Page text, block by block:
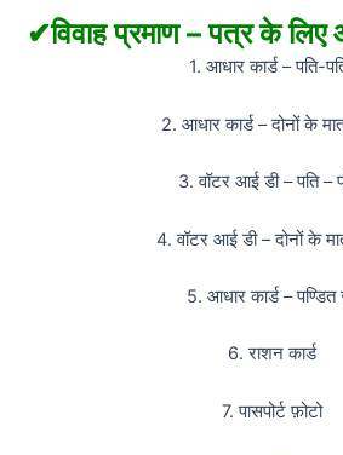
✔विवाह प्रमाण – पत्र के
1. आधार कार्ड – पति-
2. आधार कार्ड – दोनों के
3. वॉटर आई डी – पति –
4. वॉटर आई डी – दोनों के
5. आधार कार्ड – पण्डित
6. राशन कार्ड
7. पासपोर्ट फ़ोटो